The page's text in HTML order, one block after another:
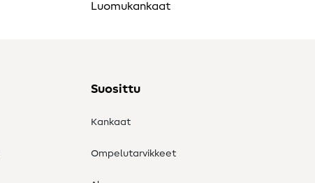
Luomukankaat
Suosittu
Kankaat
Ompelutarvikkeet